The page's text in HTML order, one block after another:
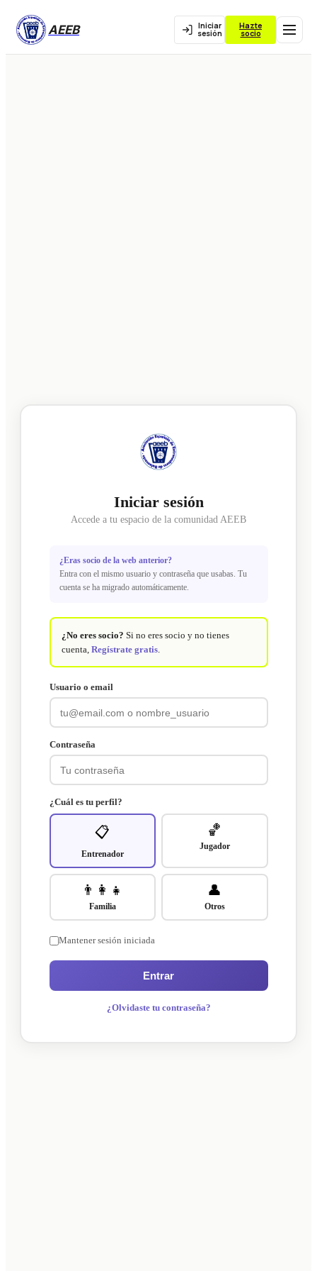
AEEB Iniciar
sesión
Hazte
socio
Iniciar sesión
Accede a tu espacio de la comunidad AEEB
¿Eras socio de la web anterior?
Entra con el mismo usuario y contraseña que usabas. Tu
cuenta se ha migrado automáticamente.
¿No eres socio? Si no eres socio y no tienes
cuenta, Regístrate gratis
Usuario o email
Contraseña
¿Cuál es tu perfil?
📋
Entrenador
🏀
Jugador
👨‍👩‍👧
Familia
👤
Otros
Mantener sesión iniciada
Entrar
¿Olvidaste tu contraseña?